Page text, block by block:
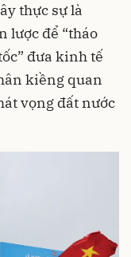
thực sự là
lược để “tháo
đưa kinh tế
kiềng quan
vọng đất nước